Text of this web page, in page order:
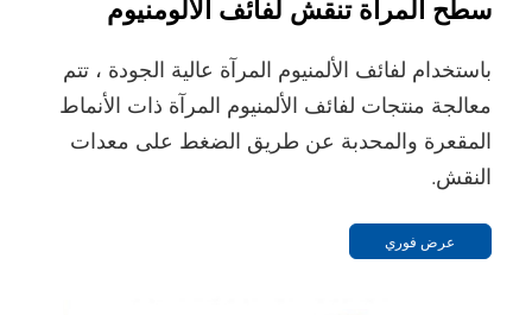
سطح المرآة تنقش لفائف الألومنيوم
باستخدام لفائف الألمنيوم المرآة عالية الجودة ، تتم
معالجة منتجات لفائف الألمنيوم المرآة ذات الأنماط
المقعرة والمحدبة عن طريق الضغط على معدات
النقش.
عرض فوري